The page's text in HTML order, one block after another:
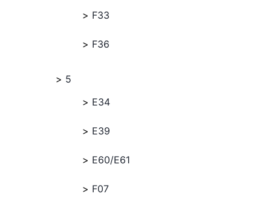
F33
F36
5
E34
E39
E60/E61
F07